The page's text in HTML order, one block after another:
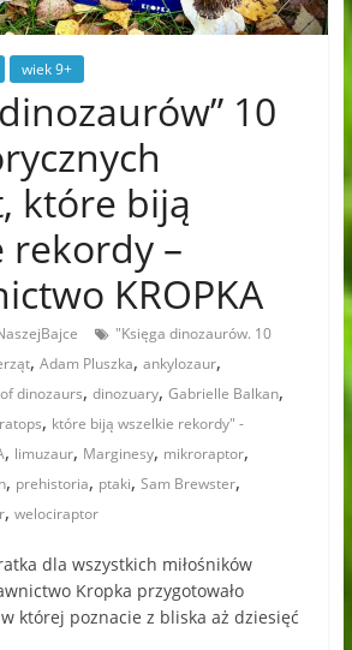
wiek 9+
10
które biją
rekordy –
KROPKA
"Księga dinozaurów. 10
, Adam Pluszka, ankylozaur,
dinozaurs, dinozuary, Gabrielle Balkan,
, które biją wszelkie rekordy" -
, limuzaur, Marginesy, mikroraptor,
, prehistoria, ptaki, Sam Brewster,
, welociraptor
dla wszystkich miłośników
Kropka przygotowało
której poznacie z bliska aż dziesięć